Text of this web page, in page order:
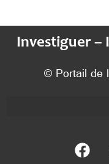
Investiguer –
© Portail de